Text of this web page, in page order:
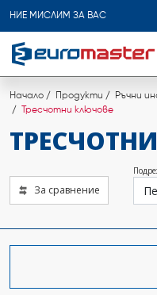
НИЕ МИСЛИМ ЗА ВАС
Начало Продукти Ръчни
Тресчотни ключове
За сравнение